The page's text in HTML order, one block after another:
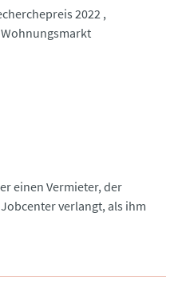
2022
Wohnungsmarkt
einen Vermieter, der
verlangt, als ihm